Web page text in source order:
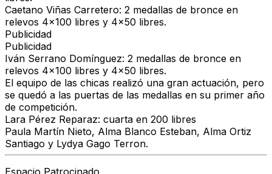
Caetano Viñas Carretero: 2 medallas de bronce en
relevos 4x100 libres y 4x50 libres.
Publicidad
Publicidad
Iván Serrano Domínguez: 2 medallas de bronce en
relevos 4x100 libres y 4x50 libres.
El equipo de las chicas realizó una gran actuación, pero
se quedó a las puertas de las medallas en su primer año
de competición.
Lara Pérez Reparaz: cuarta en 200 libres
Paula Martín Nieto, Alma Blanco Esteban, Alma Ortiz
Santiago y Lydya Gago Terron.